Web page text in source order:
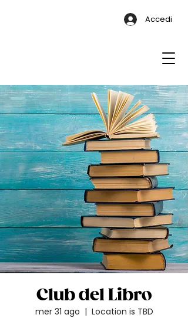
Accedi
Club del Libro
mer 31 ago
  |
Location is TBD